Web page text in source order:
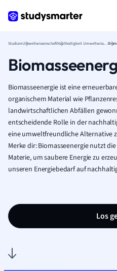
StudiumUmweltwissenschaft Nachhaltigkeit Umweltwissenschaft
Biomasseenergie ist eine
organischem Material wie
landwirtschaftlichen Abfällen
entscheidende Rolle in der
eine umweltfreundliche Alternative
Merke dir: Biomasseenergie nutzt
Materie, um saubere Energie zu
unseren Energiebedarf auf
Los